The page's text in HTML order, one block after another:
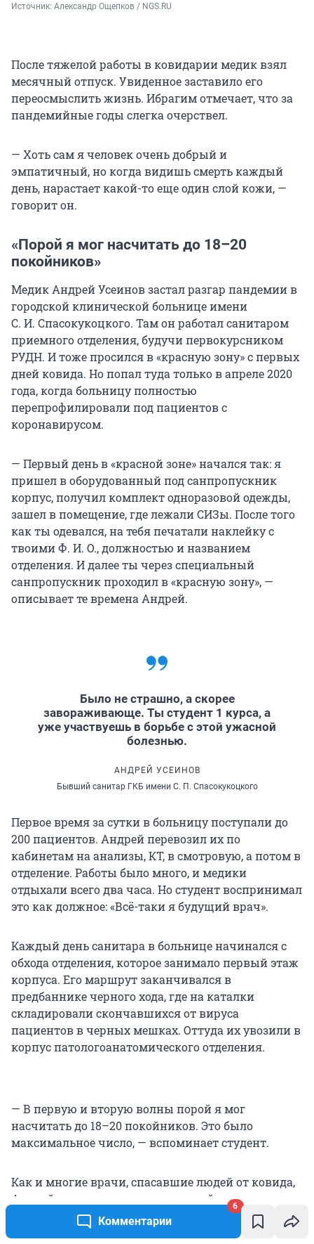
Комментарии
6
Источник: Александр Ощепков / NGS.RU
После тяжелой работы в ковидарии медик взял
месячный отпуск. Увиденное заставило его
переосмыслить жизнь. Ибрагим отмечает, что за
пандемийные годы слегка очерствел.
— Хоть сам я человек очень добрый и
эмпатичный, но когда видишь смерть каждый
день, нарастает какой-то еще один слой кожи, —
говорит он.
«Порой я мог насчитать до 18–20
покойников»
Медик Андрей Усеинов застал разгар пандемии в
городской клинической больнице имени
С. И. Спасокукоцкого. Там он работал санитаром
приемного отделения, будучи первокурсником
РУДН. И тоже просился в «красную зону» с первых
дней ковида. Но попал туда только в апреле 2020
года, когда больницу полностью
перепрофилировали под пациентов с
коронавирусом.
— Первый день в «красной зоне» начался так: я
пришел в оборудованный под санпропускник
корпус, получил комплект одноразовой одежды,
зашел в помещение, где лежали СИЗы. После того
как ты одевался, на тебя печатали наклейку с
твоими Ф. И. О., должностью и названием
отделения. И далее ты через специальный
санпропускник проходил в «красную зону», —
описывает те времена Андрей.
Было не страшно, а скорее
завораживающе. Ты студент 1 курса, а
уже участвуешь в борьбе с этой ужасной
болезнью.
АНДРЕЙ УСЕИНОВ
Бывший санитар ГКБ имени С. П. Спасокукоцкого
Первое время за сутки в больницу поступали до
200 пациентов. Андрей перевозил их по
кабинетам на анализы, КТ, в смотровую, а потом в
отделение. Работы было много, и медики
отдыхали всего два часа. Но студент воспринимал
это как должное: «Всё-таки я будущий врач».
Каждый день санитара в больнице начинался с
обхода отделения, которое занимало первый этаж
корпуса. Его маршрут заканчивался в
предбаннике черного хода, где на каталки
складировали скончавшихся от вируса
пациентов в черных мешках. Оттуда их увозили в
корпус патологоанатомического отделения.
— В первую и вторую волны порой я мог
насчитать до 18–20 покойников. Это было
максимальное число, — вспоминает студент.
Как и многие врачи, спасавшие людей от ковида,
Андрей тогда жил в отеле, который для медиков
снимало правительство Москвы. Туда их
расселяли специально, чтобы они не заражали